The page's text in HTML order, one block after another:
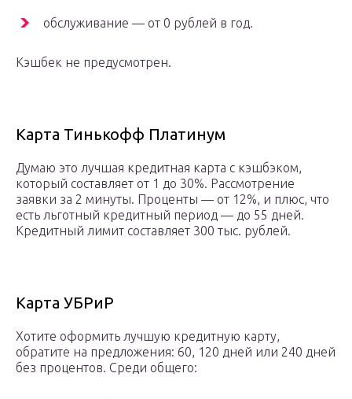
обслуживание — от 0 рублей в год.
Кэшбек не предусмотрен.
Карта Тинькофф Платинум
Думаю это лучшая кредитная карта с кэшбэком,
который составляет от 1 до 30%. Рассмотрение
заявки за 2 минуты. Проценты — от 12%, и плюс, что
есть льготный кредитный период — до 55 дней.
Кредитный лимит составляет 300 тыс. рублей.
Карта УБРиР
Хотите оформить лучшую кредитную карту,
обратите на предложения: 60, 120 дней или 240 дней
без процентов. Среди общего: